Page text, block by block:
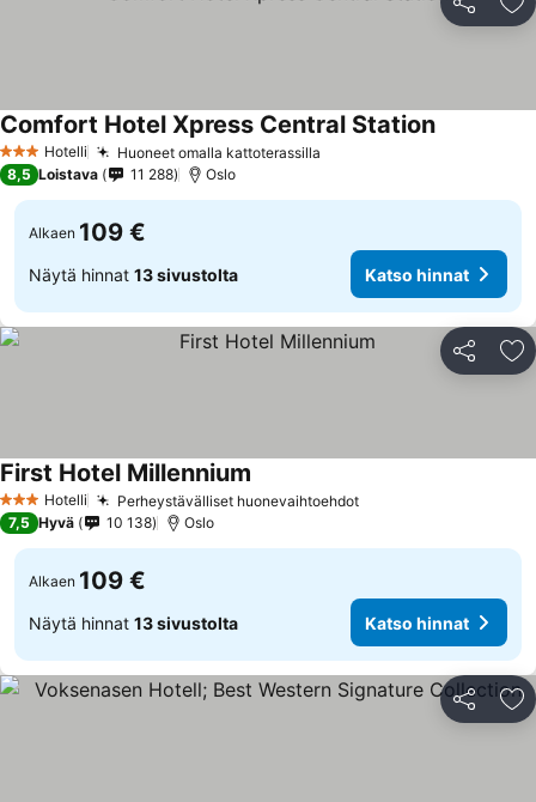
Jaa
3 Tähtiluokitus
Hotelli Huoneet omalla kattoterassilla
Comfort Hotel Xpress Central Station
8,5 Loistava 11 288 Oslo
Alkaen 109 €
Näytä hinnat 13 sivustolta Katso hinnat
Jaa
3 Tähtiluokitus
Hotelli Perheystävälliset huonevaihtoehdot
First Hotel Millennium
7,5 Hyvä 10 138 Oslo
Alkaen 109 €
Näytä hinnat 13 sivustolta Katso hinnat
Jaa